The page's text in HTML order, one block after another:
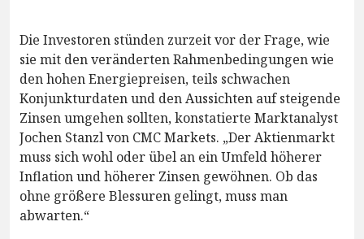
Die Investoren stünden zurzeit vor der Frage, wie
sie mit den veränderten Rahmenbedingungen wie
den hohen Energiepreisen, teils schwachen
Konjunkturdaten und den Aussichten auf steigende
Zinsen umgehen sollten, konstatierte Marktanalyst
Jochen Stanzl von CMC Markets. „Der Aktienmarkt
muss sich wohl oder übel an ein Umfeld höherer
Inflation und höherer Zinsen gewöhnen. Ob das
ohne größere Blessuren gelingt, muss man
abwarten.“